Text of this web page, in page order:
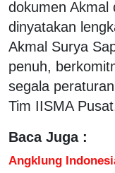
dokumen Akmal
dinyatakan
Akmal Surya
penuh,
segala
Tim IISMA
Baca Juga :
Angklung